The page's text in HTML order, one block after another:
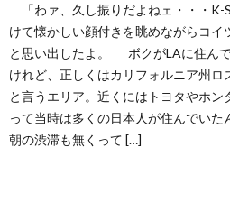
「わァ、久し振りだよねェ・・・K-
けて懐かしい顔付きを眺めながらコイ
と思い出したよ。 ボクがLAに住ん
けれど、正しくはカリフォルニア州
と言うエリア。近くにはトヨタやホ
って当時は多くの日本人が住んでいた
朝の渋滞も無くって […]